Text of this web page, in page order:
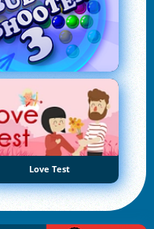
Love Test